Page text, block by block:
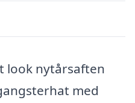
look nytårsaften
med